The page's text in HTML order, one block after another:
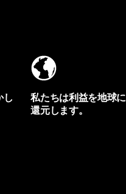
し
私たちは利益を地球に
還元します。